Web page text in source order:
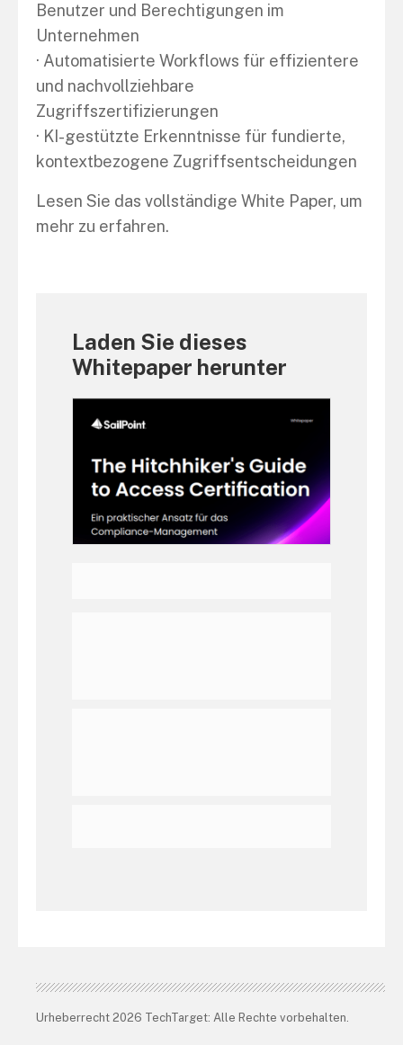
Benutzer und Berechtigungen im
Unternehmen
· Automatisierte Workflows für effizientere
und nachvollziehbare
Zugriffszertifizierungen
· KI-gestützte Erkenntnisse für fundierte,
kontextbezogene Zugriffsentscheidungen
Lesen Sie das vollständige White Paper, um
mehr zu erfahren.
Laden Sie dieses
Whitepaper herunter
Urheberrecht 2026 TechTarget: Alle Rechte vorbehalten.